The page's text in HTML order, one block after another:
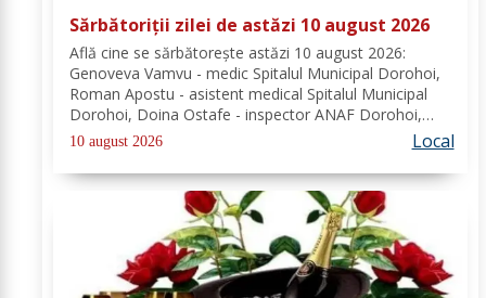
Sărbătoriții zilei de astăzi 10 august 2026
Află cine se sărbătoreşte astăzi 10 august 2026:
Genoveva Vamvu - medic Spitalul Municipal Dorohoi,
Roman Apostu - asistent medical Spitalul Municipal
Dorohoi, Doina Ostafe - inspector ANAF Dorohoi,
Marina Ludmila Pogoreanu - medic de familie
Dorohoi, Beatrice Tiron - profesor Seminarul
Teologic...
10 august 2026 Local